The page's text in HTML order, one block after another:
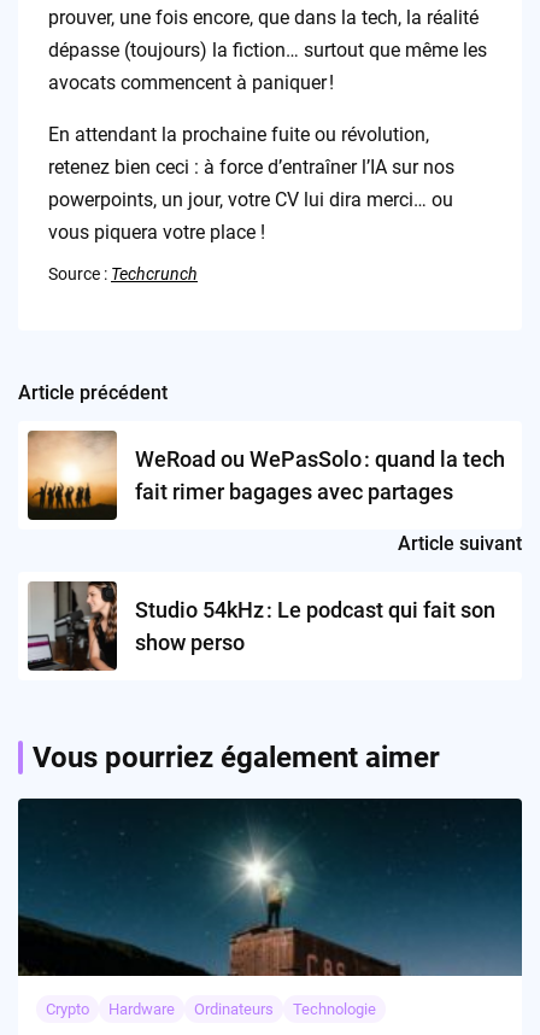
prouver, une fois encore, que dans la tech, la réalité
dépasse (toujours) la fiction… surtout que même les
avocats commencent à paniquer !
En attendant la prochaine fuite ou révolution,
retenez bien ceci : à force d’entraîner l’IA sur nos
powerpoints, un jour, votre CV lui dira merci… ou
vous piquera votre place !
Source : Techcrunch
Post
navigation
Article précédent
WeRoad ou WePasSolo : quand la tech
fait rimer bagages avec partages
Article suivant
Studio 54kHz : Le podcast qui fait son
show perso
Vous pourriez également aimer
Crypto Hardware Ordinateurs Technologie